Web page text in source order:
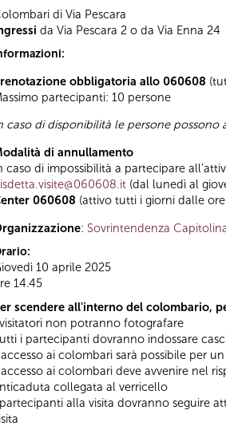
di Via Pescara
da Via Pescara 2 o da Via Enna 24
obbligatoria allo 060608
partecipanti: 10 persone
caso di disponibilità le persone possono
di annullamento
caso di impossibilità a partecipare
(dal lunedì al
060608 (attivo tutti i giorni dalle
: Sovrintendenza
10 aprile 2025
14.45
scendere all'interno del colombario,
non potranno fotografare
i partecipanti dovranno indossare
ai colombari sarà possibile per
ai colombari deve avvenire nel
collegata al verricello
alla visita dovranno seguire